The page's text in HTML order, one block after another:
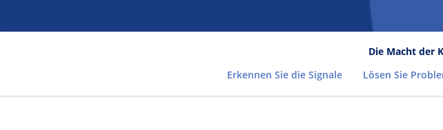
Die Macht der
Erkennen Sie die Signale
Lösen Sie